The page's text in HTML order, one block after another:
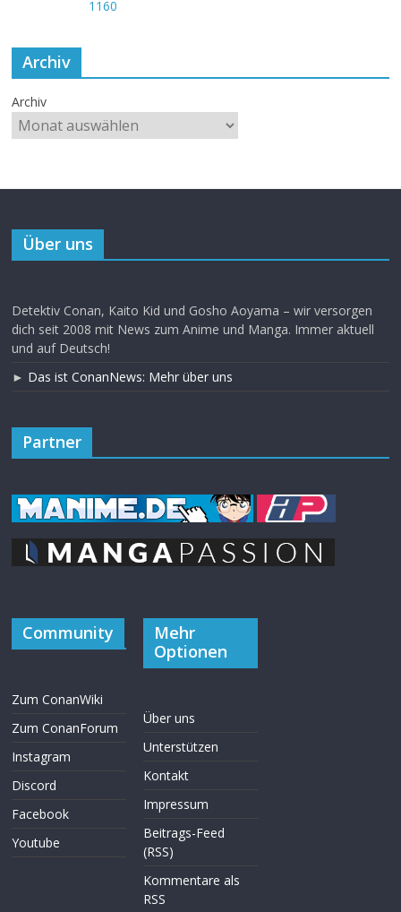
Archiv
Archiv
Über uns
Detektiv Conan, Kaito Kid und Gosho Aoyama – wir versorgen
dich seit 2008 mit News zum Anime und Manga. Immer aktuell
und auf Deutsch!
► Das ist ConanNews: Mehr über uns
Partner
Community
Zum ConanWiki
Zum ConanForum
Instagram
Discord
Facebook
Youtube
Mehr
Optionen
Über uns
Unterstützen
Kontakt
Impressum
Beitrags-Feed
(RSS)
Kommentare als
RSS